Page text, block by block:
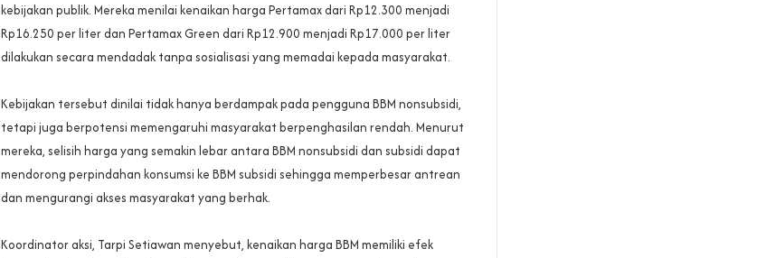
kebijakan publik. Mereka menilai kenaikan harga Pertamax dari Rp12.300 menjadi
Rp16.250 per liter dan Pertamax Green dari Rp12.900 menjadi Rp17.000 per liter
dilakukan secara mendadak tanpa sosialisasi yang memadai kepada masyarakat.
‎Kebijakan tersebut dinilai tidak hanya berdampak pada pengguna BBM nonsubsidi,
tetapi juga berpotensi memengaruhi masyarakat berpenghasilan rendah. Menurut
mereka, selisih harga yang semakin lebar antara BBM nonsubsidi dan subsidi dapat
mendorong perpindahan konsumsi ke BBM subsidi sehingga memperbesar antrean
dan mengurangi akses masyarakat yang berhak.
‎Koordinator aksi, Tarpi Setiawan menyebut, kenaikan harga BBM memiliki efek